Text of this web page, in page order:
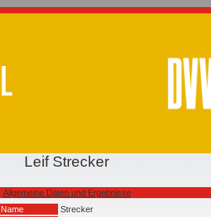
Leif Strecker
Allgemeine Daten und Ergebnisse
Name
Strecker